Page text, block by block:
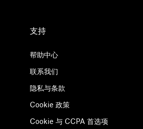
支持
帮助中心
联系我们
隐私与条款
Cookie 政策
Cookie 与 CCPA 首选项